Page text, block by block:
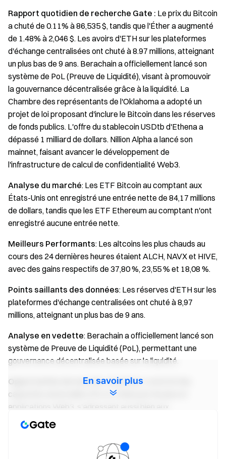
Rapport quotidien de recherche Gate : Le prix du Bitcoin
a chuté de 0.11% à 86,535 $, tandis que l'Éther a augmenté
de 1.48% à 2,046 $. Les avoirs d'ETH sur les plateformes
d'échange centralisées ont chuté à 8.97 millions, atteignant
un plus bas de 9 ans. Berachain a officiellement lancé son
système de PoL (Preuve de Liquidité), visant à promouvoir
la gouvernance décentralisée grâce à la liquidité. La
Chambre des représentants de l'Oklahoma a adopté un
projet de loi proposant d'inclure le Bitcoin dans les réserves
de fonds publics. L'offre du stablecoin USDtb d'Ethena a
dépassé 1 milliard de dollars. Nillion Alpha a lancé son
mainnet, faisant avancer le développement de
l'infrastructure de calcul de confidentialité Web3.
Analyse du marché: Les ETF Bitcoin au comptant aux
États-Unis ont enregistré une entrée nette de 84,17 millions
de dollars, tandis que les ETF Ethereum au comptant n'ont
enregistré aucune entrée nette.
Meilleurs Performants: Les altcoins les plus chauds au
cours des 24 dernières heures étaient ALCH, NAVX et HIVE,
avec des gains respectifs de 37,80 %, 23,55 % et 18,08 %.
Points saillants des données: Les réserves d'ETH sur les
plateformes d'échange centralisées ont chuté à 8,97
millions, atteignant un plus bas de 9 ans.
Analyse en vedette: Berachain a officiellement lancé son
système de Preuve de Liquidité (PoL), permettant une
gouvernance décentralisée basée sur la liquidité.
Opportunités de marché: Wayfinder construit des
capacités universelles d'IA on-chain pour les jeux et
applications Web3, s'adressant aussi bien aux
développeurs qu'aux utilisateurs non techniques. Sa
campagne de points allouera 40 % de l'offre totale de jetons
pour la distribution communautaire.
En savoir plus